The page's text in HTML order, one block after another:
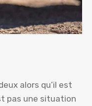
alors qu’il est
pas une situation